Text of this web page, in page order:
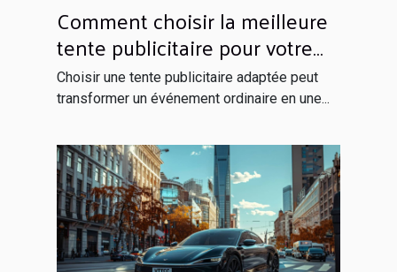
Comment choisir la meilleure
tente publicitaire pour votre
événement ?
Choisir une tente publicitaire adaptée peut
transformer un événement ordinaire en une...